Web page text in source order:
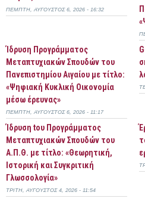
ΠΈΜΠΤΗ, ΑΎΓΟΥΣΤΟΣ 6, 2026 - 16:32
Ίδρυση Προγράμματος
Μεταπτυχιακών Σπουδών του
Πανεπιστημίου Αιγαίου με τίτλο:
«Ψηφιακή Κυκλική Οικονομία
μέσω έρευνας»
ΠΈΜΠΤΗ, ΑΎΓΟΥΣΤΟΣ 6, 2026 - 11:17
Ίδρυση tου Προγράμματος
Μεταπτυχιακών Σπουδών του
Α.Π.Θ. με τίτλο: «Θεωρητική,
Ιστορική και Συγκριτική
Γλωσσολογία»
ΤΡΊΤΗ, ΑΎΓΟΥΣΤΟΣ 4, 2026 - 11:54